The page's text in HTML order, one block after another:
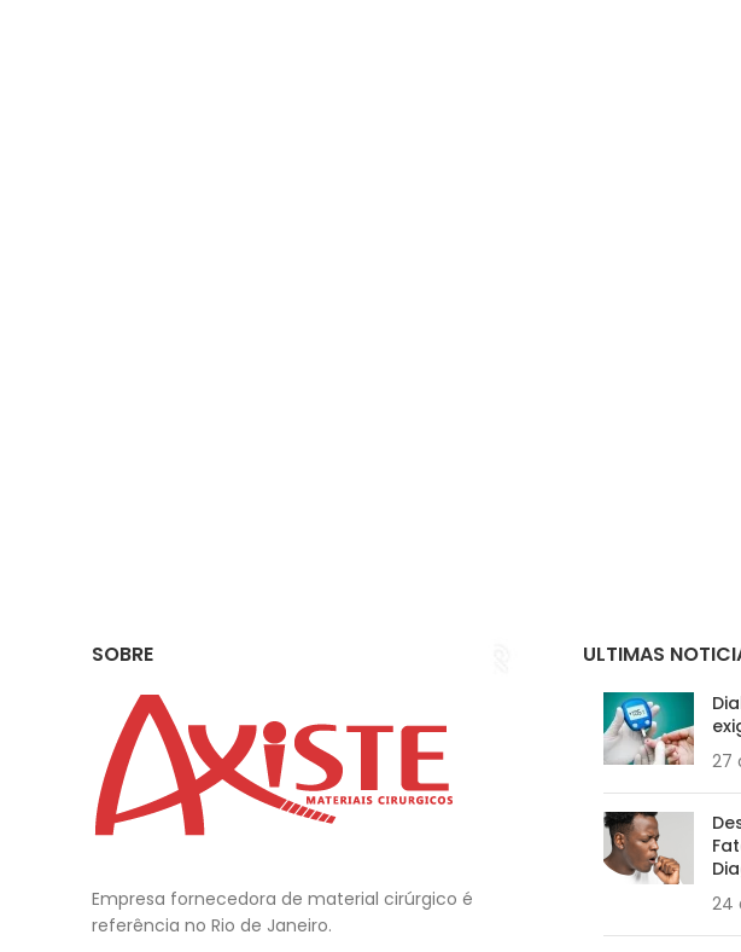
SOBRE
Empresa fornecedora de material cirúrgico é
referência no Rio de Janeiro.
ULTIMAS
27
24